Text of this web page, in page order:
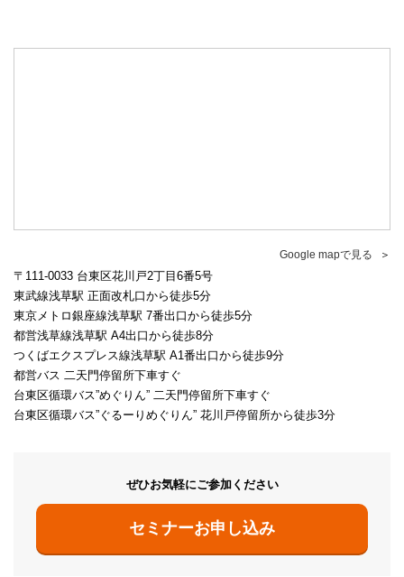
Google mapで見る
〒111-0033 台東区花川戸2丁目6番5号
東武線浅草駅 正面改札口から徒歩5分
東京メトロ銀座線浅草駅 7番出口から徒歩5分
都営浅草線浅草駅 A4出口から徒歩8分
つくばエクスプレス線浅草駅 A1番出口から徒歩9分
都営バス 二天門停留所下車すぐ
台東区循環バス”めぐりん” 二天門停留所下車すぐ
台東区循環バス”ぐるーりめぐりん” 花川戸停留所から徒歩3分
ぜひお気軽にご参加ください
セミナーお申し込み